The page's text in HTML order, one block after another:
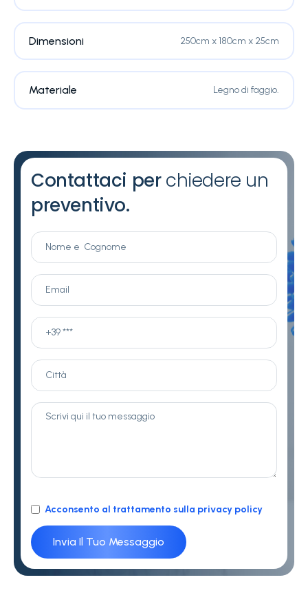
Dimensioni 250cm x 180cm x 25cm
Materiale Legno di faggio.
Contattaci perchiedere un
preventivo.
Acconsento al trattamento sulla privacy policy